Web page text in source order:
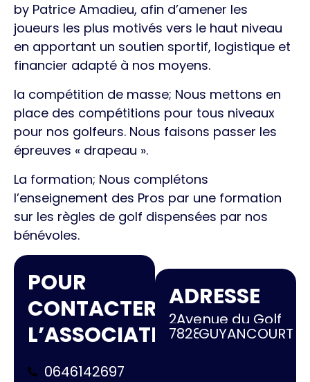
by Patrice Amadieu, afin d’amener les
joueurs les plus motivés vers le haut niveau
en apportant un soutien sportif, logistique et
financier adapté à nos moyens.
la compétition de masse; Nous mettons en
place des compétitions pour tous niveaux
pour nos golfeurs. Nous faisons passer les
épreuves « drapeau ».
La formation; Nous complétons
l’enseignement des Pros par une formation
sur les règles de golf dispensées par nos
bénévoles.
POUR
CONTACTER
L’ASSOCIATION
0646142697
ADRESSE
2Avenue du Golf
78280GUYANCOURT